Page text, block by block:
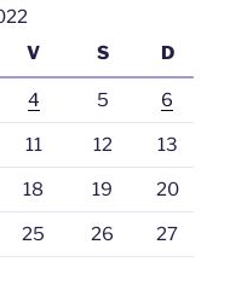
V S D
4 5 6
11 12 13
18 19 20
25 26 27